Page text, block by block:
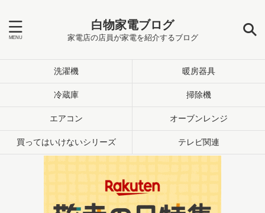
白物家電ブログ
家電店の店員が家電を紹介するブログ
洗濯機 暖房器具
冷蔵庫 掃除機
エアコン オーブンレンジ
買ってはいけないシリーズ テレビ関連